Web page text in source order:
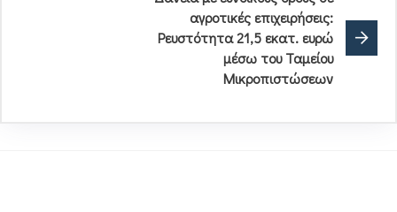
αγροτικές επιχειρήσεις:
Ρευστότητα 21,5 εκατ. ευρώ
μέσω του Ταμείου
Μικροπιστώσεων